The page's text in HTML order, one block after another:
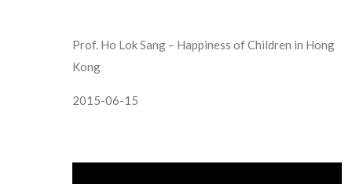
Prof. Ho Lok Sang – Happiness of Children in Hong
Kong
2015-06-15